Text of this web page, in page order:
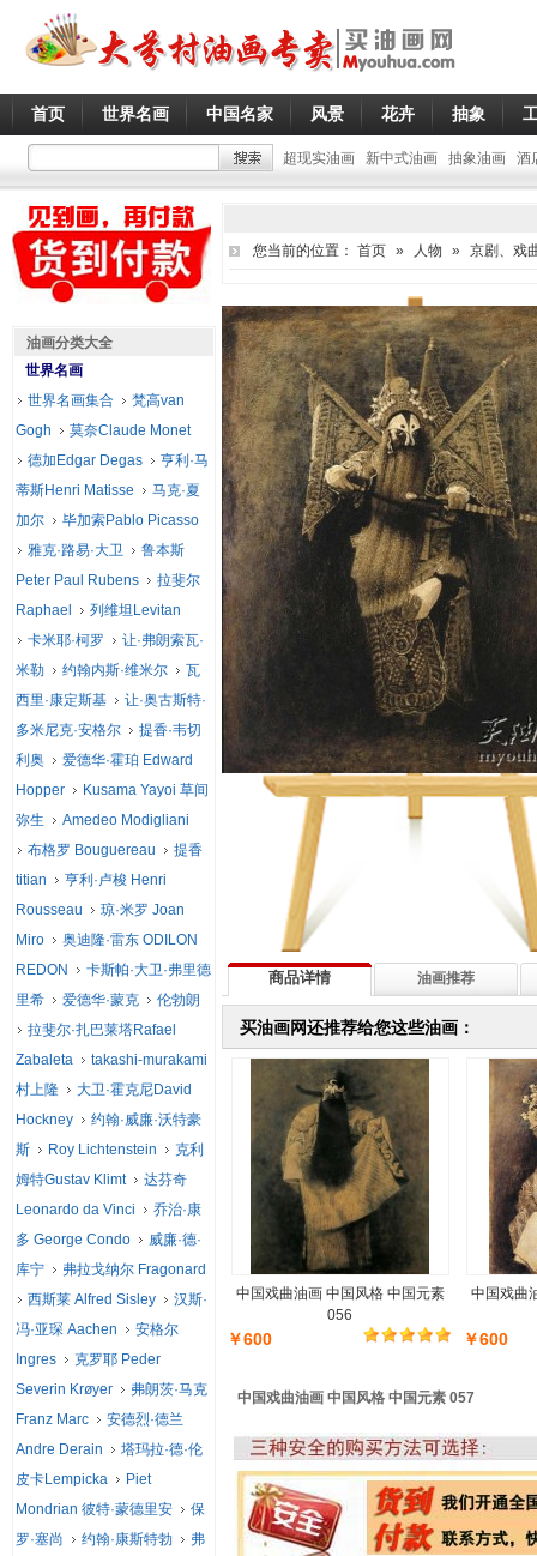
首页 世界名画 中国名家 风景 花卉 抽象
超现实油画 新中式油画 抽象油画 酒
您当前的位置： 首页 » 人物 » 京剧、戏
商品详情 油画推荐
买油画网还推荐给您这些油画：
中国戏曲油画 中国风格 中国元素
056
￥600
中国戏曲
￥600
中国戏曲油画 中国风格 中国元素 057
油画分类大全
世界名画
世界名画集合
梵高van
Gogh
莫奈Claude Monet
德加Edgar Degas
亨利·马
蒂斯Henri Matisse
马克·夏
加尔
毕加索Pablo Picasso
雅克·路易·大卫
鲁本斯
Peter Paul Rubens
拉斐尔
Raphael
列维坦Levitan
卡米耶·柯罗
让·弗朗索瓦·
米勒
约翰内斯·维米尔
瓦
西里·康定斯基
让·奥古斯特·
多米尼克·安格尔
提香·韦切
利奥
爱德华·霍珀 Edward
Hopper
Kusama Yayoi 草间
弥生
Amedeo Modigliani
布格罗 Bouguereau
提香
titian
亨利·卢梭 Henri
Rousseau
琼·米罗 Joan
Miro
奥迪隆·雷东 ODILON
REDON
卡斯帕·大卫·弗里德
里希
爱德华·蒙克
伦勃朗
拉斐尔·扎巴莱塔Rafael
Zabaleta
takashi-murakami
村上隆
大卫·霍克尼David
Hockney
约翰·威廉·沃特豪
斯
Roy Lichtenstein
克利
姆特Gustav Klimt
达芬奇
Leonardo da Vinci
乔治·康
多 George Condo
威廉·德·
库宁
弗拉戈纳尔 Fragonard
西斯莱 Alfred Sisley
汉斯·
冯·亚琛 Aachen
安格尔
Ingres
克罗耶 Peder
Severin Krøyer
弗朗茨·马克
Franz Marc
安德烈·德兰
Andre Derain
塔玛拉·德·伦
皮卡Lempicka
Piet
Mondrian 彼特·蒙德里安
保
罗·塞尚
约翰·康斯特勃
弗